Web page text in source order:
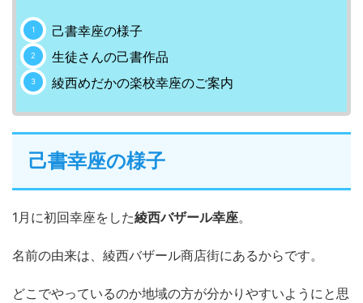
己書幸座の様子
生徒さんの己書作品
綾西めだかの楽校幸座のご案内
己書幸座の様子
1月に初回幸座をした綾西バザール幸座。
名前の由来は、綾西バザール商店街にあるからです。
どこでやっているのか地域の方が分かりやすいようにと思